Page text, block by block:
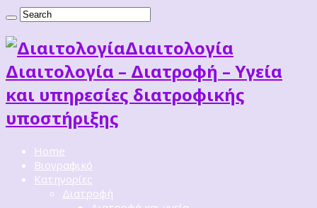
Διαιτoλογία
Διαιτολογία – Διατροφή – Υγεία
και υπηρεσίες διατροφικής
υποστήριξης
Home
Βιογραφικό
Κατηγορίες
Διατροφή